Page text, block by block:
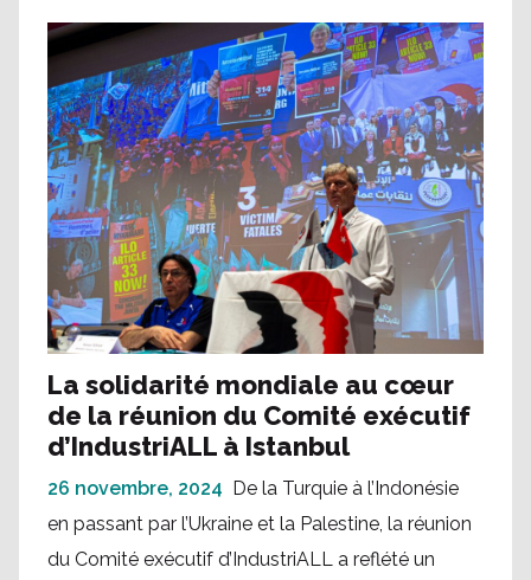
La solidarité mondiale au cœur
de la réunion du Comité exécutif
d’IndustriALL à Istanbul
26 novembre, 2024 De la Turquie à l’Indonésie
en passant par l’Ukraine et la Palestine, la réunion
du Comité exécutif d’IndustriALL a reflété un